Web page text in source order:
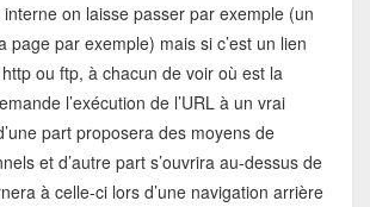
on laisse passer par exemple (un
page par exemple) mais si c’est un lien
ou ftp, à chacun de voir où est la
l’exécution de l’URL à un vrai
part proposera des moyens de
et d’autre part s’ouvrira au-dessus de
à celle-ci lors d’une navigation arrière